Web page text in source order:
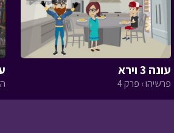
גדולים › פרק 15עונה 3 וירא
פרשיהו › פרק 4
‹